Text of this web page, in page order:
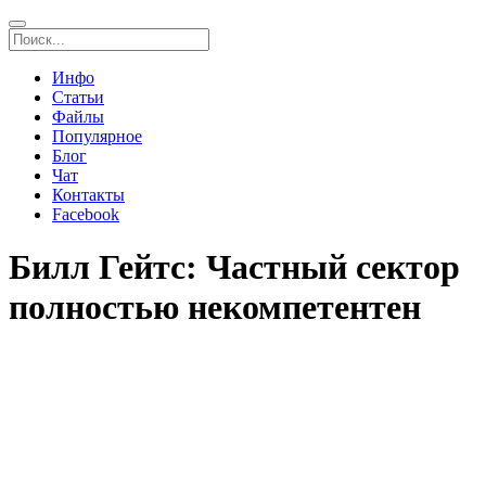
Инфо
Статьи
Файлы
Популярное
Блог
Чат
Контакты
Facebook
Билл Гейтс: Частный сектор
полностью некомпетентен